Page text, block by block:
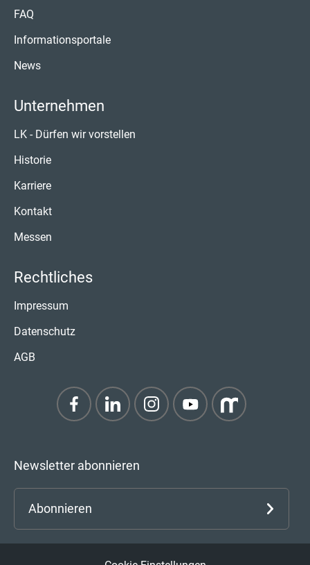
FAQ
Informationsportale
News
Unternehmen
LK - Dürfen wir vorstellen
Historie
Karriere
Kontakt
Messen
Rechtliches
Impressum
Datenschutz
AGB
Newsletter abonnieren
Abonnieren